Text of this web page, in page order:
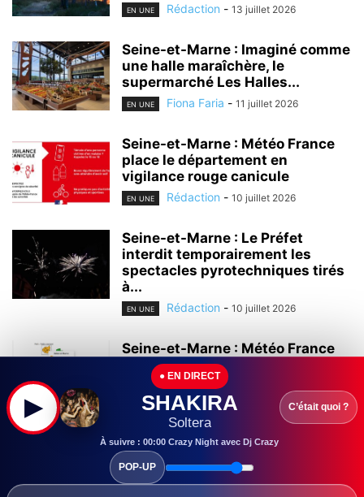
EN UNE Rédaction - 13 juillet 2026
Seine-et-Marne : Imaginé comme
une halle maraîchère, le
supermarché Les Halles...
EN UNE Fiona Faria - 11 juillet 2026
Seine-et-Marne : Météo France
place le département en
vigilance rouge canicule
EN UNE Rédaction - 10 juillet 2026
Seine-et-Marne : Le Préfet
interdit temporairement les
spectacles pyrotechniques tirés
à...
EN UNE Rédaction - 10 juillet 2026
Seine-et-Marne : Météo France
place la Seine-et-
Marne en vigilance orange «
alerte canicule»
Rédaction 6 juillet 2026
Seine-et-Marne : Fraîchement
élu à la tête de la Mission
▶
● EN DIRECT
SHAKIRA
Soltera
À suivre : 00:00 Crazy Night avec Dj Crazy
C’était quoi ?
POP-UP